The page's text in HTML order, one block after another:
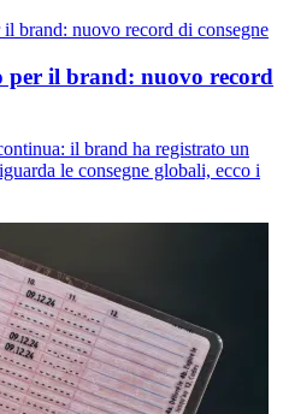
il brand: nuovo record
il brand ha registrato un
le consegne globali, ecco i